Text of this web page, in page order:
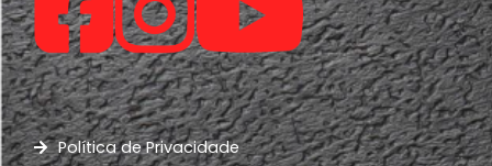
Política de Privacidade